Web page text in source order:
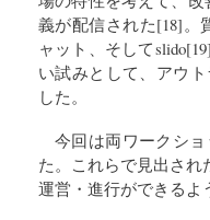
義が配信された[18]。
ャット、そして
い試みとして、アウ
した。
今回は両ワークシ
た。これらで見出さ
運営・進行ができるよ